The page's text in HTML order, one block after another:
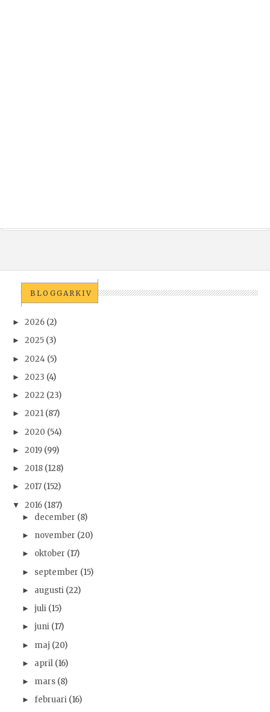
BLOGGARKIV
► 2026 (2)
► 2025 (3)
► 2024 (5)
► 2023 (4)
► 2022 (23)
► 2021 (87)
► 2020 (54)
► 2019 (99)
► 2018 (128)
► 2017 (152)
▼ 2016 (187)
► december (8)
► november (20)
► oktober (17)
► september (15)
► augusti (22)
► juli (15)
► juni (17)
► maj (20)
► april (16)
► mars (8)
► februari (16)